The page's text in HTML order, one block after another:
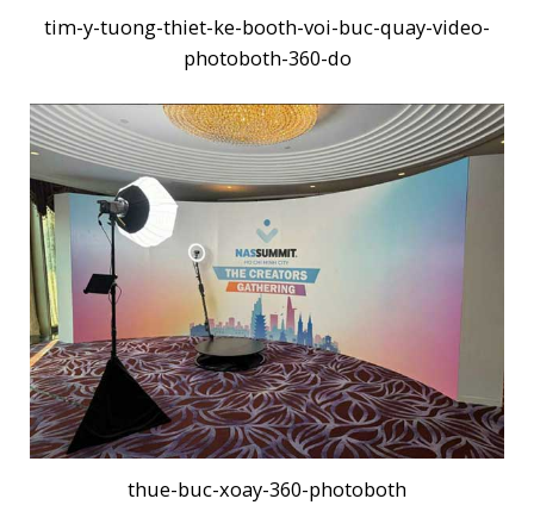
tim-y-tuong-thiet-ke-booth-voi-buc-quay-video-
photoboth-360-do
thue-buc-xoay-360-photoboth